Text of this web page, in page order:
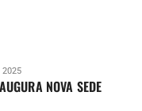
2025
NOVA SEDE